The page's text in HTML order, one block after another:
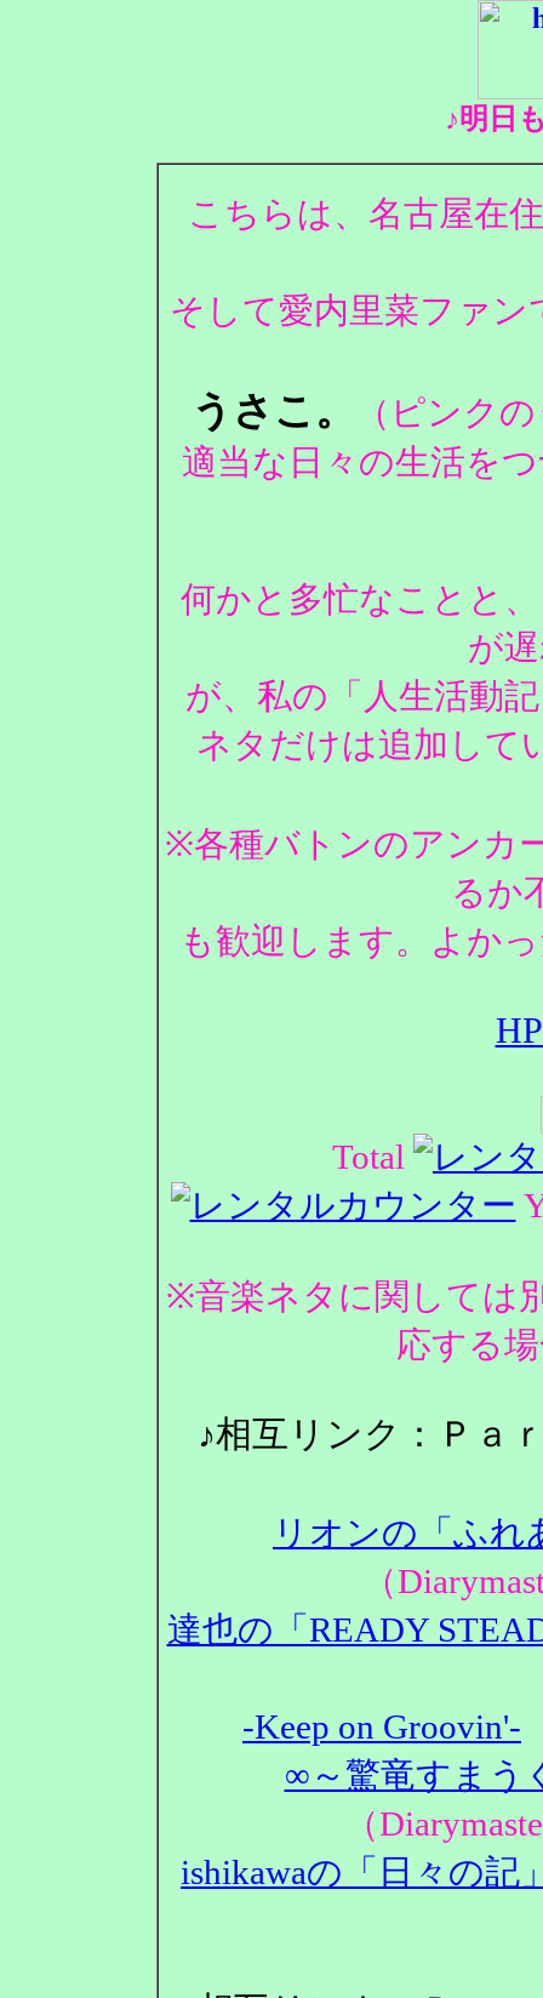
♪明日
こちらは、名古屋在
そして愛内里菜ファン
うさこ。
（ピンク
適当な日々の生活を
何かと多忙なことと
が
が、私の「人生活動
ネタだけは追加して
※各種バトンのアンカ
るか
も歓迎します。よか
Total
※音楽ネタに関しては
応する
♪相互リンク：Ｐａ
リオンの「ふ
（
達也の「READY
-Keep on Groovin'-
∞～驚竜すまう
（
ishikawaの「日々の記